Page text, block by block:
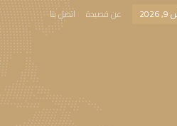
عن قصيدة اتصل بنا